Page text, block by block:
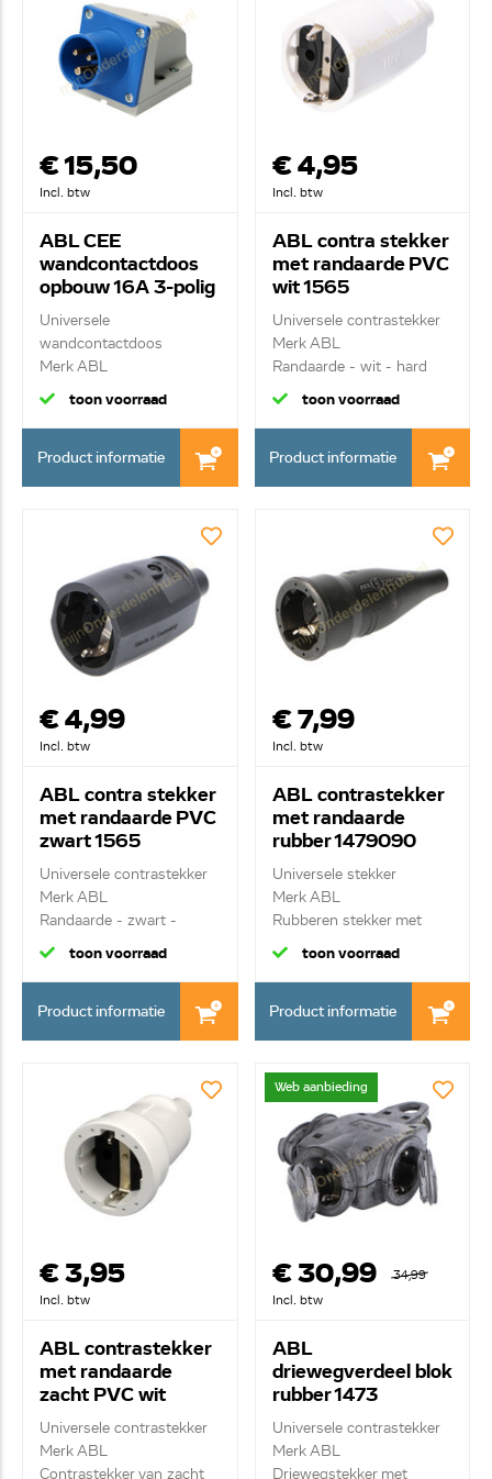
€ 15,50
Incl. btw
ABL CEE
wandcontactdoos
opbouw 16A 3-polig
pen
Universele
wandcontactdoos
Merk ABL
CEE WCD opbouw 16A 3-
toon voorraad
Product informatie
€ 4,95
Incl. btw
ABL contra stekker
met randaarde PVC
wit 1565
Universele contrastekker
Merk ABL
Randaarde - wit - hard
P...
toon voorraad
Product informatie
€ 4,99
Incl. btw
ABL contra stekker
met randaarde PVC
zwart 1565
Universele contrastekker
Merk ABL
Randaarde - zwart -
hard...
toon voorraad
Product informatie
€ 7,99
Incl. btw
ABL contrastekker
met randaarde
rubber 1479090
Universele stekker
Merk ABL
Rubberen stekker met
randaarde
toon voorraad
Product informatie
€ 3,95
Incl. btw
ABL contrastekker
met randaarde
zacht PVC wit
Universele contrastekker
Merk ABL
Contrastekker van zacht
Web aanbieding
€ 30,99
34,99
Incl. btw
ABL
driewegverdeel blok
rubber 1473
Universele contrastekker
Merk ABL
Driewegstekker met